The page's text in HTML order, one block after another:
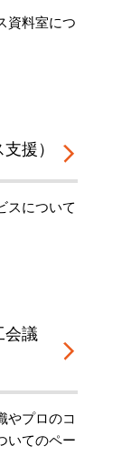
資料室につ
援）
スについて
会議
やプロのコ
いてのペー